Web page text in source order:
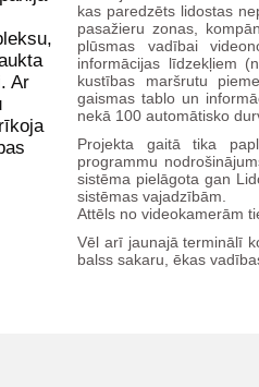
Ar
kas paredzēts lidostas
pasažieru zonas,
plūsmas vadībai
informācijas līdzekļiem
kustības maršrutu
gaismas tablo un
nekā 100 automātisko
Projekta gaitā tika
programmu
sistēma pielāgota gan
sistēmas vajadzībām.
Attēls no videokamerām
Vēl arī jaunajā terminālī
balss sakaru, ēkas